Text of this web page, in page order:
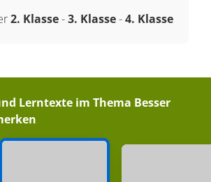
2. Klasse-3. Klasse-4. Klasse
Lerntexte im Thema Besser